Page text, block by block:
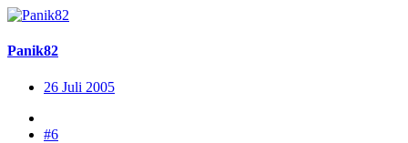
Panik82
26 Juli 2005
#6